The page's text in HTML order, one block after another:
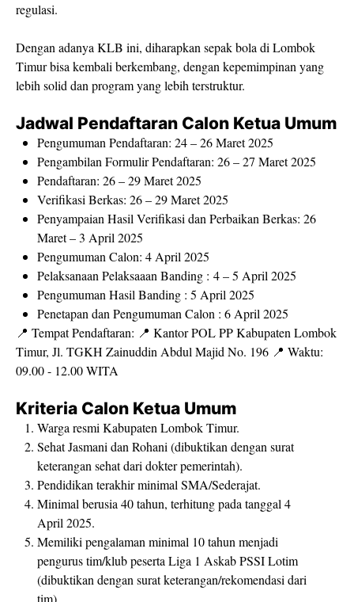
regulasi.
Dengan adanya KLB ini, diharapkan sepak bola di Lombok
Timur bisa kembali berkembang, dengan kepemimpinan yang
lebih solid dan program yang lebih terstruktur.
Jadwal Pendaftaran Calon Ketua Umum
Pengumuman Pendaftaran: 24 – 26 Maret 2025
Pengambilan Formulir Pendaftaran: 26 – 27 Maret 2025
Pendaftaran: 26 – 29 Maret 2025
Verifikasi Berkas: 26 – 29 Maret 2025
Penyampaian Hasil Verifikasi dan Perbaikan Berkas: 26
Maret – 3 April 2025
Pengumuman Calon: 4 April 2025
Pelaksanaan Pelaksaaan Banding : 4 – 5 April 2025
Pengumuman Hasil Banding : 5 April 2025
Penetapan dan Pengumuman Calon : 6 April 2025
📍 Tempat Pendaftaran: 📍 Kantor POL PP Kabupaten Lombok
Timur, Jl. TGKH Zainuddin Abdul Majid No. 196 📍 Waktu:
09.00 - 12.00 WITA
Kriteria Calon Ketua Umum
Warga resmi Kabupaten Lombok Timur.
Sehat Jasmani dan Rohani (dibuktikan dengan surat
keterangan sehat dari dokter pemerintah).
Pendidikan terakhir minimal SMA/Sederajat.
Minimal berusia 40 tahun, terhitung pada tanggal 4
April 2025.
Memiliki pengalaman minimal 10 tahun menjadi
pengurus tim/klub peserta Liga 1 Askab PSSI Lotim
(dibuktikan dengan surat keterangan/rekomendasi dari
tim).